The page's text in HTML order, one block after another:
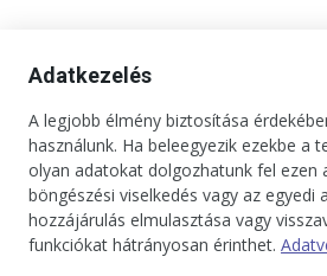
Adatkezelés
A legjobb élmény biztosítása
használunk. Ha beleegyezik ezekbe a
olyan adatokat dolgozhatunk fel ezen
böngészési viselkedés vagy az egyedi
hozzájárulás elmulasztása vagy
funkciókat hátrányosan érinthet.